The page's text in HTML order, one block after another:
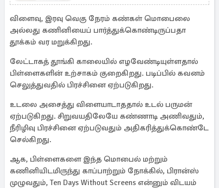
விளைவு, இரவு வெகு நேரம் கண்கள் மொபைலை
அல்லது கணினியைப் பார்த்துக்கொண்டிருப்பதா
தூக்கம் வர மறுக்கிறது.
லேட்டாகத் தூங்கி காலையில் எழவேண்டியுள்ளதால்
பிள்ளைகளின் உற்சாகம் குறைகிறது. படிப்பில் கவனம்
செலுத்துவதில் பிரச்சினை ஏற்படுகிறது.
உடலை அசைத்து விளையாடாததால் உடல் பருமன்
ஏற்படுகிறது. சிறுவயதிலேயே கண்ணாடி அணிவதும்,
நீரிழிவு பிரச்சினை ஏற்படுவதும் அதிகரித்துக்கொண்டே
செல்கிறது.
ஆக, பிள்ளைகளை இந்த மொபைல் மற்றும்
கணினியிடமிருந்து காப்பாற்றும் நோக்கில், பிரான்ஸ்
முழுவதும், Ten Days Without Screens என்னும் விடயம்